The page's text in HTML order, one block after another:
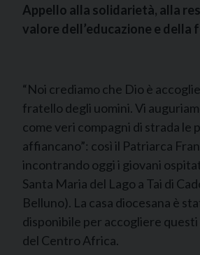
Appello alla solidarietà, alla
valore dell’educazione e della
“Noi crediamo che Dio è
fratello degli uomini. Vi
come veri compagni di strada le
affiancano”: così il Patriarca
incontrando oggi i giovani
Santa Maria del Lago a Tai di
Belluno). La casa diocesana è
disponibile per accogliere
del Centro Africa.